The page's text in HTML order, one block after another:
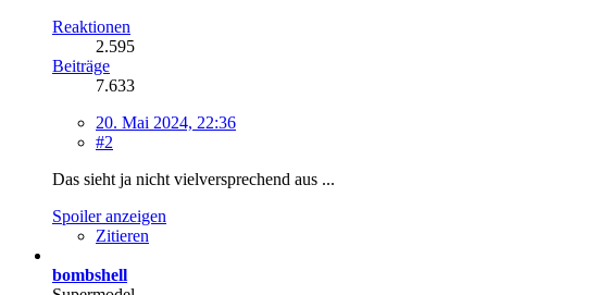
Reaktionen
2.595
Beiträge
7.633
20. Mai 2024, 22:36
#2
Das sieht ja nicht vielversprechend aus ...
Spoiler anzeigen
Zitieren
bombshell